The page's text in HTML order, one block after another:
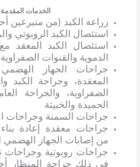
الخدمات المقدمة
زراعة الكبد (من متبرعين
استئصال الكبد الروبوتي
استئصال الكبد المعقد مع
الدموية والقنوات الصفراوية
جراحات الجهاز
المعقدة، وجراحة الكبد
الصفراوية، والجراحة
الحميدة والخبيثة
جراحات السمنة وجراحات
جراحات معقدة إعادة
من إصابات الجهاز الهضمي
جراحات روبوتية وجراحات